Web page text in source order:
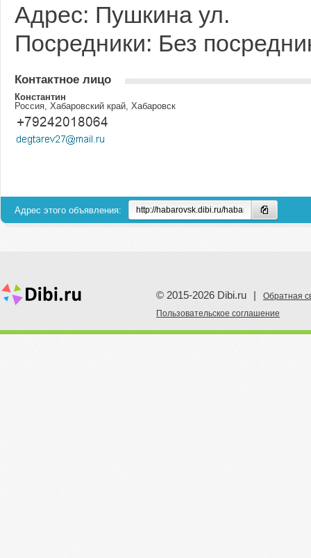
Адрес: Пушкина ул.
Посредники: Без
Контактное лицо
Константин
Россия, Хабаровский край, Хабаровск
Адрес этого объявления:
© 2015-2026 Dibi.ru
Обратная
Пoльзовательское соглашение